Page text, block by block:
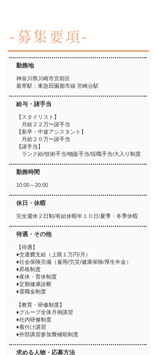
勤務地
神奈川県川崎市宮前区
最寄駅：東急田園都市線 宮崎台駅
​給与・諸手当
【スタイリスト】
月給２２万〜諸手当
【新卒・中途アシスタント】
月給２０万〜諸手当
【諸手当】
ランク給/技術手当/物販手当/役職手当/大入り制度
勤務時間
10:00～20:00
休日・休暇
完全週休２日制/有給休暇年１０日/夏季・冬季休暇
待遇・その他
​【待遇】
♦︎交通費支給（上限１万円/月）
♦︎社会保険完備（雇用/労災/健康保険/厚生年金）
♦︎昇格制度
♦︎産休・育休制度
♦︎定期健康診断
♦︎退職金制度
【教育・研修制度】
♦︎グループ全体月例講習
♦︎社内研修制度
♦︎着付け講習
♦︎外部講習参加費補助制度
求める人物・応募方法
-募集要項-